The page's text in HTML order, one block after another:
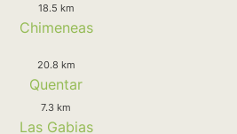
18.5 km
Chimeneas
20.8 km
Quentar
7.3 km
Las Gabias